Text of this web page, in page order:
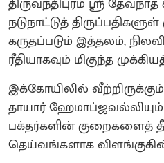
திருவந்திபுரம் ஸ்ரீ
நடுநாட்டுத்
கருதப்படும் இத்தலம்,
ரீதியாகவும் மிகுந்த
இக்கோயிலில்
தாயார்
பக்தர்களின் குறைகளைத்
தெய்வங்களாக